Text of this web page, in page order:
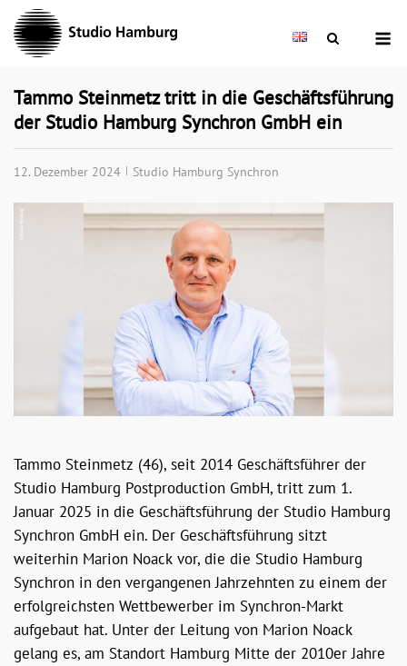
Skip
content
Tammo Steinmetz tritt in die Geschäftsführung
der Studio Hamburg Synchron GmbH ein
12. Dezember 2024 Studio Hamburg Synchron
Tammo Steinmetz (46), seit 2014 Geschäftsführer der
Studio Hamburg Postproduction GmbH, tritt zum 1.
Januar 2025 in die Geschäftsführung der Studio Hamburg
Synchron GmbH ein. Der Geschäftsführung sitzt
weiterhin Marion Noack vor, die die Studio Hamburg
Synchron in den vergangenen Jahrzehnten zu einem der
erfolgreichsten Wettbewerber im Synchron-Markt
aufgebaut hat. Unter der Leitung von Marion Noack
gelang es, am Standort Hamburg Mitte der 2010er Jahre